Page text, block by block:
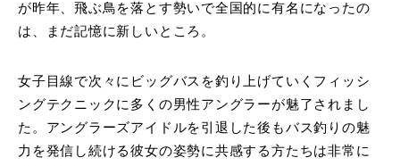
が昨年、飛ぶ鳥を落とす勢いで全国的に有名になったの
は、まだ記憶に新しいところ。
女子目線で次々にビッグバスを釣り上げていくフィッシ
ングテクニックに多くの男性アングラーが魅了されまし
た。アングラーズアイドルを引退した後もバス釣りの魅
力を発信し続ける彼女の姿勢に共感する方たちは非常に